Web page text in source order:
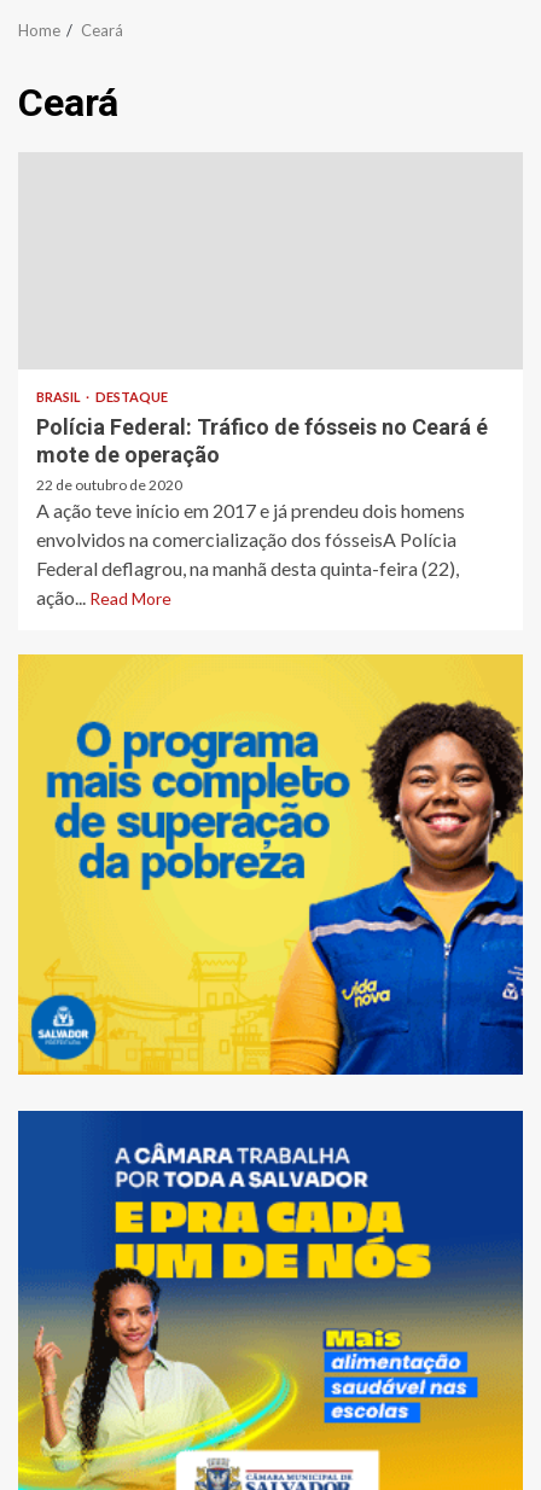
Home Ceará
Ceará
BRASIL DESTAQUE
Polícia Federal: Tráfico de fósseis no Ceará é
mote de operação
22 de outubro de 2020
A ação teve início em 2017 e já prendeu dois homens
envolvidos na comercialização dos fósseisA Polícia
Federal deflagrou, na manhã desta quinta-feira (22),
ação... Read More